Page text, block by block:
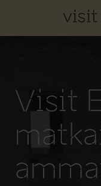
Visit